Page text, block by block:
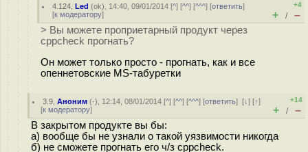
4.124 ,Led (ok), 14:40, 09/01/2014 [^] [^^] [^^^] [ответить]
[к модератору]
+4
+ / –
> Вы можете проприетарный продукт через
cppcheck прогнать?
Он может только просто - прогнать, как и все
опеннетовские MS-табуретки
3.9 ,Аноним (-), 12:14, 08/01/2014 [^] [^^] [^^^] [ответить][↓] [↑]
[к модератору]
+14
+ / –
В закрытом продукте вы бы:
а) вообще бы не узнали о такой уязвимости никогда
б) не сможете прогнать его ч/з cppcheck.